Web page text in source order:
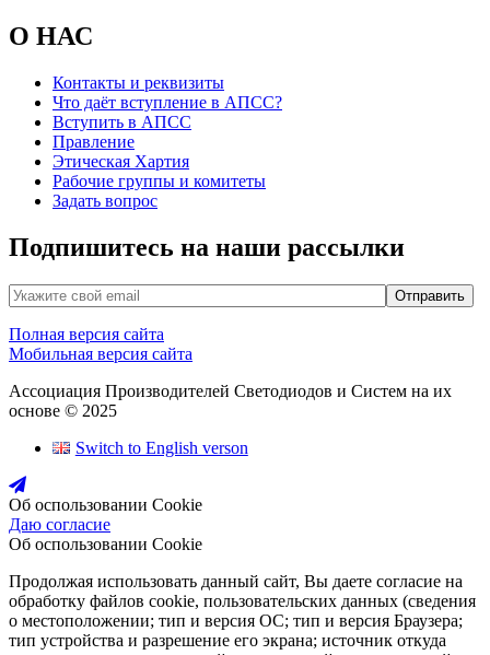
О НАС
Контакты и реквизиты
Что даёт вступление в АПСС?
Вступить в АПСС
Правление
Этическая Хартия
Рабочие группы и комитеты
Задать вопрос
Подпишитесь на наши рассылки
Полная версия сайта
Мобильная версия сайта
Ассоциация Производителей Светодиодов и Систем на их
основе © 2025
Switch to English verson
Об оспользовании Cookie
Даю согласие
Об оспользовании Cookie
Продолжая использовать данный сайт, Вы даете согласие на
обработку файлов cookie, пользовательских данных (сведения
о местоположении; тип и версия ОС; тип и версия Браузера;
тип устройства и разрешение его экрана; источник откуда